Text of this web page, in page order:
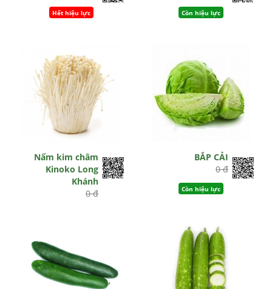
Hết hiệu lực Còn hiệu lực
Nấm kim châm
Kinoko Long
Khánh
0 đ
BẮP CẢI
0 đ
Còn hiệu lực